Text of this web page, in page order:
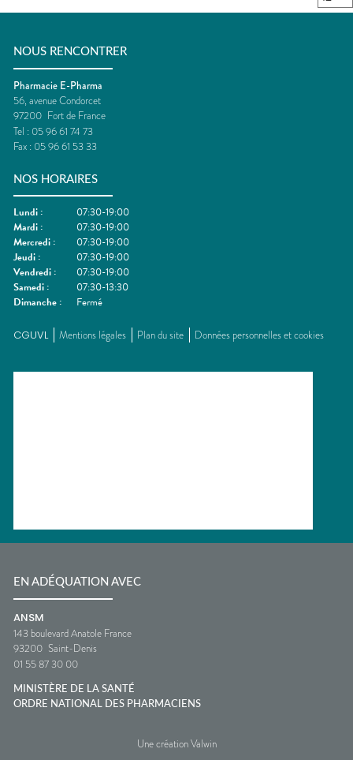
NOUS RENCONTRER
Pharmacie E-Pharma
56, avenue Condorcet
97200 Fort de France
Tel : 05 96 61 74 73
Fax : 05 96 61 53 33
NOS HORAIRES
Lundi :
07:30-19:00
Mardi :
07:30-19:00
Mercredi :
07:30-19:00
Jeudi :
07:30-19:00
Vendredi :
07:30-19:00
Samedi :
07:30-13:30
Dimanche : Fermé
CGUVL Mentions légales Plan du site Données personnelles et cookies
EN ADÉQUATION AVEC
ANSM
143 boulevard Anatole France
93200 Saint-Denis
01 55 87 30 00
MINISTÈRE DE LA SANTÉ
ORDRE NATIONAL DES PHARMACIENS
Une création Valwin